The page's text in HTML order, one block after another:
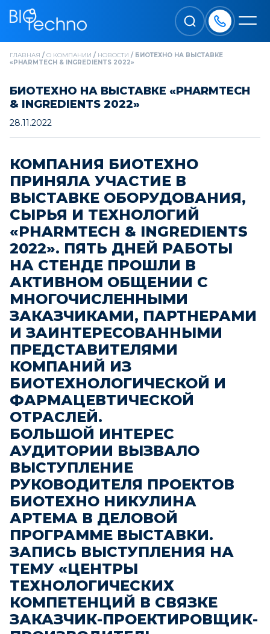
ГЛАВНАЯ / О КОМПАНИИ / НОВОСТИ / БИОТЕХНО НА ВЫСТАВКЕ
«PHARMTECH & INGREDIENTS 2022»
БИОТЕХНО НА ВЫСТАВКЕ «PHARMTECH
& INGREDIENTS 2022»
28.11.2022
КОМПАНИЯ БИОТЕХНО
ПРИНЯЛА УЧАСТИЕ В
ВЫСТАВКЕ ОБОРУДОВАНИЯ,
СЫРЬЯ И ТЕХНОЛОГИЙ
«PHARMTECH & INGREDIENTS
2022». ПЯТЬ ДНЕЙ РАБОТЫ
НА СТЕНДЕ ПРОШЛИ В
АКТИВНОМ ОБЩЕНИИ С
МНОГОЧИСЛЕННЫМИ
ЗАКАЗЧИКАМИ, ПАРТНЕРАМИ
И ЗАИНТЕРЕСОВАННЫМИ
ПРЕДСТАВИТЕЛЯМИ
КОМПАНИЙ ИЗ
БИОТЕХНОЛОГИЧЕСКОЙ И
ФАРМАЦЕВТИЧЕСКОЙ
ОТРАСЛЕЙ.
БОЛЬШОЙ ИНТЕРЕС
АУДИТОРИИ ВЫЗВАЛО
ВЫСТУПЛЕНИЕ
РУКОВОДИТЕЛЯ ПРОЕКТОВ
БИОТЕХНО НИКУЛИНА
АРТЕМА В ДЕЛОВОЙ
ПРОГРАММЕ ВЫСТАВКИ.
ЗАПИСЬ ВЫСТУПЛЕНИЯ НА
ТЕМУ «ЦЕНТРЫ
ТЕХНОЛОГИЧЕСКИХ
КОМПЕТЕНЦИЙ В СВЯЗКЕ
ЗАКАЗЧИК-ПРОЕКТИРОВЩИК-